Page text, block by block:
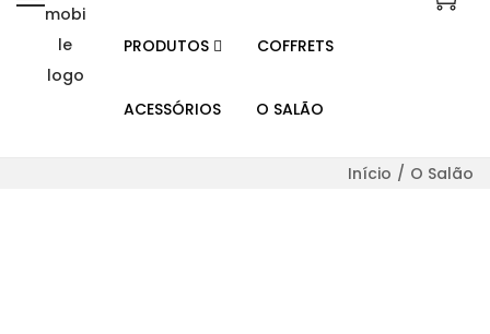
PRODUTOS COFFRETS
ACESSÓRIOS O SALÃO
Início / O Salão